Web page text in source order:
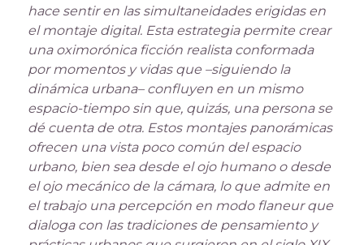
hace sentir en las simultaneidades erigidas en
el montaje digital. Esta estrategia permite crear
una oximorónica ficción realista conformada
por momentos y vidas que –siguiendo la
dinámica urbana– confluyen en un mismo
espacio-tiempo sin que, quizás, una persona se
dé cuenta de otra. Estos montajes panorámicas
ofrecen una vista poco común del espacio
urbano, bien sea desde el ojo humano o desde
el ojo mecánico de la cámara, lo que admite en
el trabajo una percepción en modo flaneur que
dialoga con las tradiciones de pensamiento y